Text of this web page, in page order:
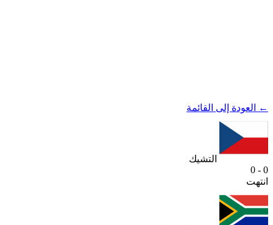
← العودة إلى القائمة
التشيك
0 - 0
انتهت